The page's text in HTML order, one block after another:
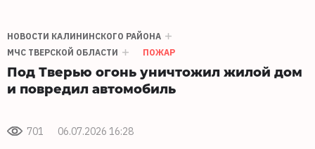
НОВОСТИ КАЛИНИНСКОГО РАЙОНА
МЧС ТВЕРСКОЙ ОБЛАСТИ
ПОЖАР
Под Тверью огонь уничтожил жилой дом
и повредил автомобиль
701 06.07.2026 16:28